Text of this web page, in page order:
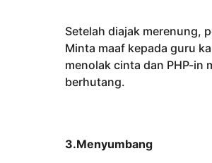
Setelah diajak merenung,
Minta maaf kepada guru
menolak cinta dan PHP-in
berhutang.
3.Menyumbang